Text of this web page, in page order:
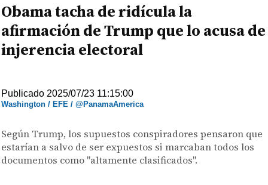
Obama tacha de ridícula la
afirmación de Trump que lo acusa de
injerencia electoral
Publicado 2025/07/23 11:15:00
Washington / EFE / @PanamaAmerica
Según Trump, los supuestos conspiradores pensaron que
estarían a salvo de ser expuestos si marcaban todos los
documentos como "altamente clasificados".